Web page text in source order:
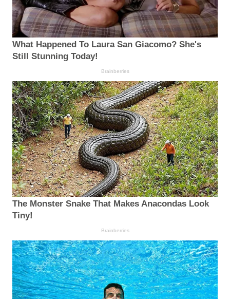
What Happened To Laura San Giacomo? She's
Still Stunning Today!
Brainberries
The Monster Snake That Makes Anacondas Look
Tiny!
Brainberries